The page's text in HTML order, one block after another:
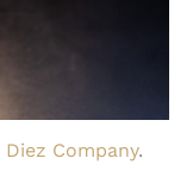
Diez Company.